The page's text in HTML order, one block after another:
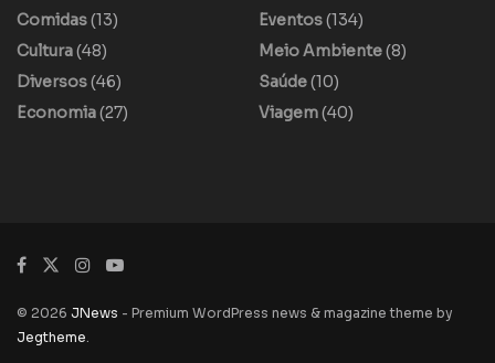
Comidas(13)
Cultura(48)
Diversos(46)
Economia(27)
Eventos(134)
Meio Ambiente(8)
Saúde(10)
Viagem(40)
© 2026 JNews - Premium WordPress news & magazine theme by
Jegtheme.